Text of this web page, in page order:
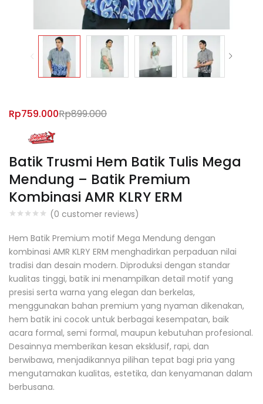
Batik Trusmi Hem Batik Tulis Mega
Mendung – Batik Premium
Kombinasi AMR KLRY ERM
(0 customer reviews)
Rp759.000Rp899.000
Hem Batik Premium motif Mega Mendung dengan
kombinasi AMR KLRY ERM menghadirkan perpaduan nilai
tradisi dan desain modern. Diproduksi dengan standar
kualitas tinggi, batik ini menampilkan detail motif yang
presisi serta warna yang elegan dan berkelas,
menggunakan bahan premium yang nyaman dikenakan,
hem batik ini cocok untuk berbagai kesempatan, baik
acara formal, semi formal, maupun kebutuhan profesional.
Desainnya memberikan kesan eksklusif, rapi, dan
berwibawa, menjadikannya pilihan tepat bagi pria yang
mengutamakan kualitas, estetika, dan kenyamanan dalam
berbusana.